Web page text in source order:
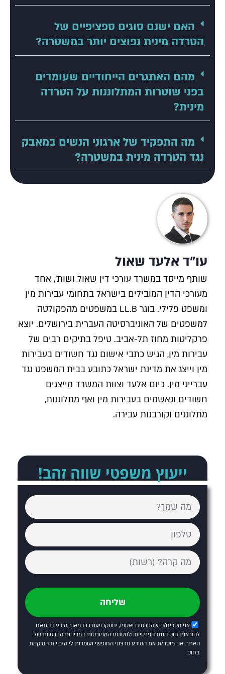
האם ישנם סוגים ספציפיים של
הטרדה מינית נפוצים יותר במשטרה?
מהם האתגרים הייחודיים שעומדים
בפני שוטרות המתלוננות על הטרדה
מינית?
מה התפקיד של ארגוני הנשים במאבק
נגד הטרדה מינית במשטרה?
עו"ד אלעד שאול
שותף מייסד במשרד עורכי דין שאול ושות', אחד
מעורכי הדין המובילים בישראל בתחומי עבירות מין
ומשפט פלילי. בוגר LL.B במשפטים מהפקולטה
למשפטים של האוניברסיטה העברית בירושלים. יוצא
פרקליטות מחוז תל-אביב. טיפל בתיקים רבים של
עבירות מין, הגיש כתבי אישום נגד חשודים בעבירות
מין וייצג את מדינת ישראל כתובע בבית המשפט נגד
עברייני מין. כיום אלעד וצוות המשרד מייצגים
חשודים ונאשמים בעבירות מין ואף מתלוננות,
מתלוננים וקורבנות עבירה.
ייעוץ משפטי שווה זהב!
אני מסכים/ה שהפרטים יאספו, יחוזקו ויעובדו במאגר מידע בהתאם
להוראות חוק הגנת הפרטיות ולמטרות המפורטות במדיניות הפרטיות של
האתר. אני מוסר/ת את המידע מרצוני החופשי ועומדות לי הזכויות המוקנות
בחוק.
שליחה